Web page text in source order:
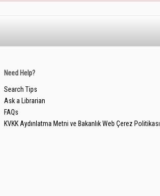
Need Help?
Search Tips
Ask a Librarian
FAQs
KVKK Aydınlatma Metni ve Bakanlık Web Çerez Politikası